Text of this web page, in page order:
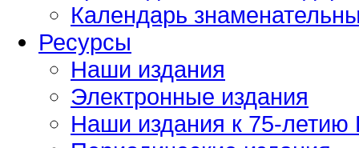
Календарь
Ресурсы
Наши издания
Электронные издания
Наши издания к 75-